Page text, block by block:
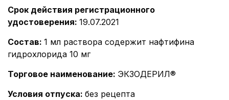
Срок действия регистрационного
удостоверения: 19.07.2021
Состав: 1 мл раствора содержит нафтифина
гидрохлорида 10 мг
Торговое наименование: ЭКЗОДЕРИЛ®
Условия отпуска: без рецепта